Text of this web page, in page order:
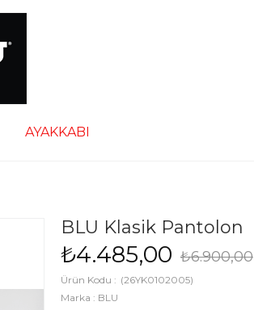
AYAKKABI
BLU Klasik Pantolon
₺6.900,00
₺4.485,00
(26YK0102005)
Marka : BLU